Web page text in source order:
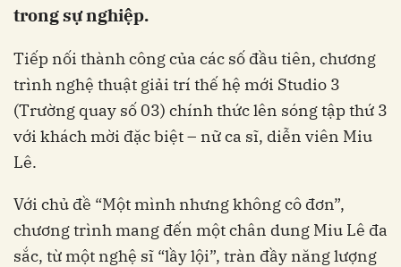
trong sự nghiệp.
Tiếp nối thành công của các số đầu tiên, chương
trình nghệ thuật giải trí thế hệ mới Studio 3
(Trường quay số 03) chính thức lên sóng tập thứ 3
với khách mời đặc biệt – nữ ca sĩ, diễn viên Miu
Lê.
Với chủ đề “Một mình nhưng không cô đơn”,
chương trình mang đến một chân dung Miu Lê đa
sắc, từ một nghệ sĩ “lầy lội”, tràn đầy năng lượng